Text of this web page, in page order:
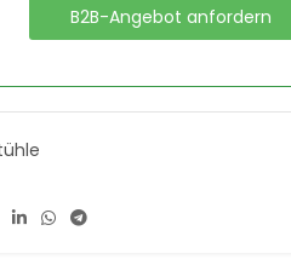
B2B-Angebot anfordern